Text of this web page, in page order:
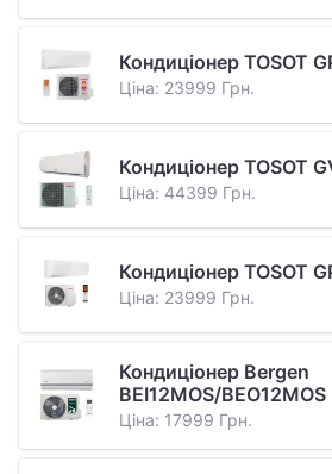
Кондиціонер TOSOT
Ціна: 23999 Грн.
Кондиціонер TOSOT
Ціна: 44399 Грн.
Кондиціонер TOSOT
Ціна: 23999 Грн.
Кондиціонер Bergen
BEI12MOS/BEO12MOS
Ціна: 17999 Грн.